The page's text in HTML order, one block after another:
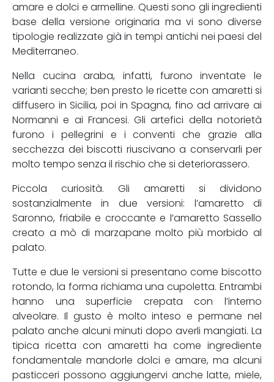
amare e dolci e armelline. Questi sono gli ingredienti
base della versione originaria ma vi sono diverse
tipologie realizzate già in tempi antichi nei paesi del
Mediterraneo.
Nella cucina araba, infatti, furono inventate le
varianti secche; ben presto le ricette con amaretti si
diffusero in Sicilia, poi in Spagna, fino ad arrivare ai
Normanni e ai Francesi. Gli artefici della notorietà
furono i pellegrini e i conventi che grazie alla
secchezza dei biscotti riuscivano a conservarli per
molto tempo senza il rischio che si deteriorassero.
Piccola curiosità. Gli amaretti si dividono
sostanzialmente in due versioni: l’amaretto di
Saronno, friabile e croccante e l’amaretto Sassello
creato a mò di marzapane molto più morbido al
palato.
Tutte e due le versioni si presentano come biscotto
rotondo, la forma richiama una cupoletta. Entrambi
hanno una superficie crepata con l’interno
alveolare. Il gusto è molto inteso e permane nel
palato anche alcuni minuti dopo averli mangiati. La
tipica ricetta con amaretti ha come ingrediente
fondamentale mandorle dolci e amare, ma alcuni
pasticceri possono aggiungervi anche latte, miele,